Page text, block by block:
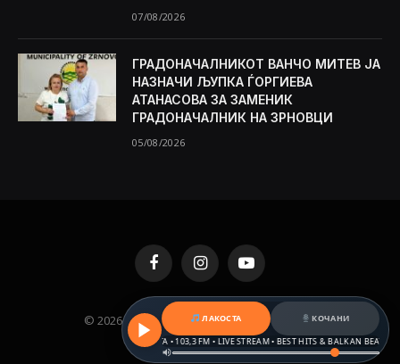
07/08/2026
ГРАДОНАЧАЛНИКОТ ВАНЧО МИТЕВ ЈА
НАЗНАЧИ ЉУПКА ЃОРГИЕВА
АТАНАСОВА ЗА ЗАМЕНИК
ГРАДОНАЧАЛНИК НА ЗРНОВЦИ
05/08/2026
FacebookInstagramYouTube
© 2026 KAMENICA.MK. Designed by MKNET.
ЛАКОСТА
КОЧАНИ
РАДИО ЛАКОСТА • 103,3 FM • LIVE STREAM • BEST HITS & BALKAN BEATS